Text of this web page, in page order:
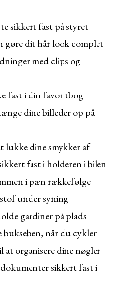
sikkert fast på styret
gøre dit hår look complet
med clips og
fast i din favoritbog
dine billeder op på
lukke dine smykker af
fast i holderen i bilen
i pæn rækkefølge
under syning
gardiner på plads
bukseben, når du cykler
organisere dine nøgler
sikkert fast i